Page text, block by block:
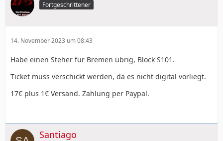
Fortgeschrittener
14. November 2023 um 08:43
Habe einen Steher für Bremen übrig, Block S101.
Ticket muss verschickt werden, da es nicht digital vorliegt.
17€ plus 1€ Versand. Zahlung per Paypal.
Santiago